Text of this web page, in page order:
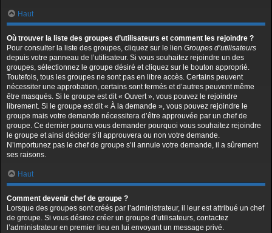
Haut
Où trouver la liste des groupes d’utilisateurs et comment les rejoindre ?
Pour consulter la liste des groupes, cliquez sur le lien Groupes d’utilisateurs
depuis votre panneau de l’utilisateur. Si vous souhaitez rejoindre un des
groupes, sélectionnez le groupe désiré et cliquez sur le bouton approprié.
Toutefois, tous les groupes ne sont pas en libre accès. Certains peuvent
nécessiter une approbation, certains sont fermés et d’autres peuvent même
être masqués. Si le groupe est dit « Ouvert », vous pouvez le rejoindre
librement. Si le groupe est dit « À la demande », vous pouvez rejoindre le
groupe mais votre demande nécessitera d’être approuvée par un chef de
groupe. Ce dernier pourra vous demander pourquoi vous souhaitez rejoindre
le groupe et ainsi décider s’il approuvera ou non votre demande.
N’importunez pas le chef de groupe s’il annule votre demande, il a sûrement
ses raisons.
Haut
Comment devenir chef de groupe ?
Lorsque des groupes sont créés par l’administrateur, il leur est attribué un chef
de groupe. Si vous désirez créer un groupe d’utilisateurs, contactez
l’administrateur en premier lieu en lui envoyant un message privé.